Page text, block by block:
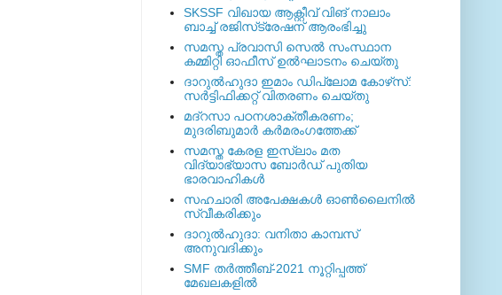
SKSSF വിഖായ ആക്റ്റീവ് വിങ് നാലാം
ബാച്ച് രജിസ്‌ട്രേഷന് ആരംഭിച്ചു
സമസ്ത പ്രവാസി സെല്‍ സംസ്ഥാന
കമ്മിറ്റി ഓഫീസ് ഉല്‍ഘാടനം ചെയ്തു
ദാറുല്‍ഹുദാ ഇമാം ഡിപ്ലോമ കോഴ്‌സ്:
സര്‍ട്ടിഫിക്കറ്റ് വിതരണം ചെയ്തു
മദ്‌റസാ പഠനശാക്തീകരണം;
മുദരിബുമാര്‍ കര്‍മരംഗത്തേക്ക്
സമസ്ത കേരള ഇസ്ലാം മത
വിദ്യാഭ്യാസ ബോര്‍ഡ് പുതിയ
ഭാരവാഹികള്‍
സഹചാരി അപേക്ഷകൾ ഓൺലൈനിൽ
സ്വീകരിക്കും
ദാറുല്‍ഹുദാ: വനിതാ കാമ്പസ്
അനുവദിക്കും
SMF തര്‍ത്തീബ്-2021 നൂറ്റിപ്പത്ത്
മേഖലകളില്‍